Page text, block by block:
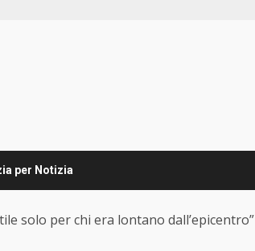
per Notizia
solo per chi era lontano dall’epicentro”